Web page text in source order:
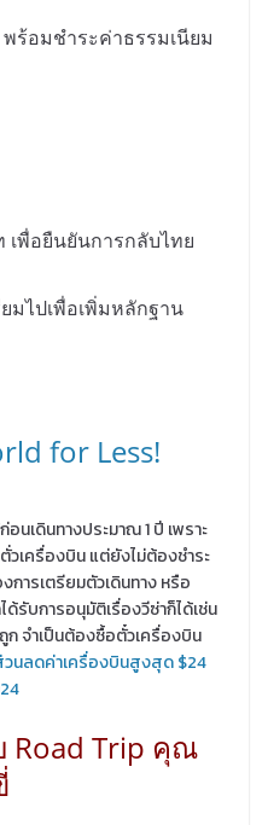
ร้อมชำระค่าธรรมเนียม
พื่อยืนยันการกลับไทย
มไปเพื่อเพิ่มหลักฐาน
อนเดินทางประมาณ 1 ปี เพราะ
เครื่องบิน แต่ยังไม่ต้องชำระ
การเตรียมตัวเดินทาง หรือ
รับการอนุมัติเรื่องวีซ่าก็ได้เช่น
จำเป็นต้องซื้อตั๋วเครื่องบิน
นลดค่าเครื่องบินสูงสุด $24
Road Trip คุณ